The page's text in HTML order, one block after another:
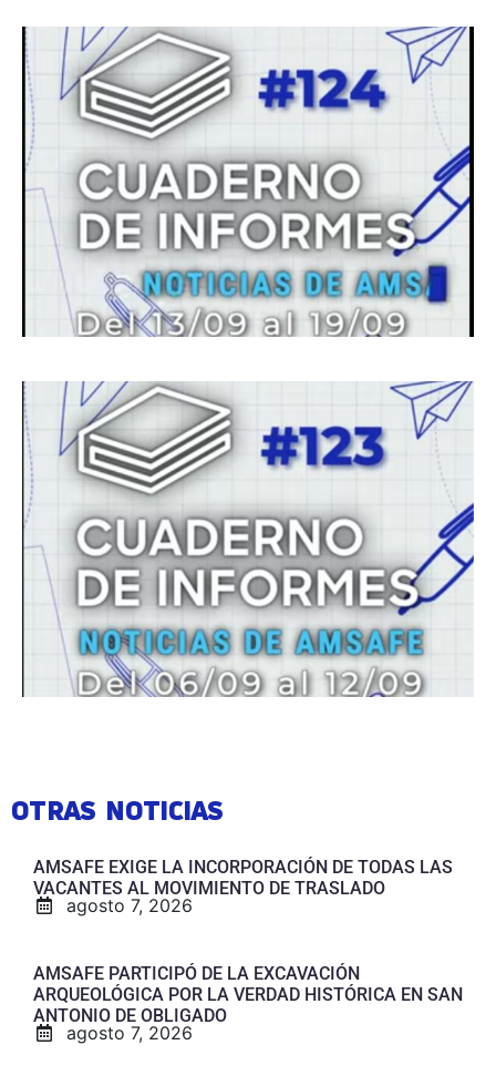
OTRAS NOTICIAS
AMSAFE EXIGE LA INCORPORACIÓN DE TODAS LAS
VACANTES AL MOVIMIENTO DE TRASLADO
agosto 7, 2026
AMSAFE PARTICIPÓ DE LA EXCAVACIÓN
ARQUEOLÓGICA POR LA VERDAD HISTÓRICA EN SAN
ANTONIO DE OBLIGADO
agosto 7, 2026